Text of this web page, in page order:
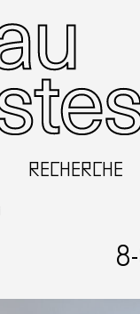
RECHERCHE
8-